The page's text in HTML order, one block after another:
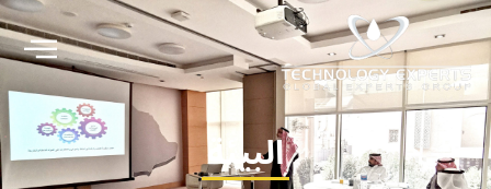
تخطي
إلى
المحتوى
البيئة